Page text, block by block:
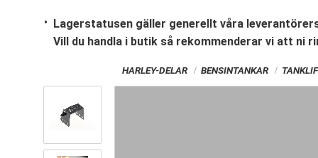
Lagerstatusen gäller generellt våra
Vill du handla i butik så rekommenderar vi att ni
HARLEY-DELAR BENSINTANKAR